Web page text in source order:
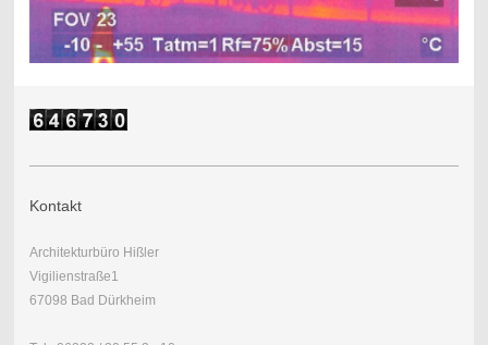
Kontakt
Architekturbüro Hißler
Vigilienstraße1
67098 Bad Dürkheim